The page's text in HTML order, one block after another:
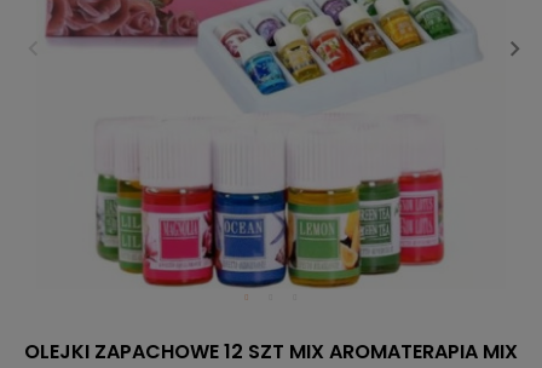
OLEJKI ZAPACHOWE 12 SZT MIX AROMATERAPIA MIX